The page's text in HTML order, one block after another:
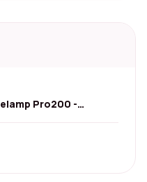
Pro200 -